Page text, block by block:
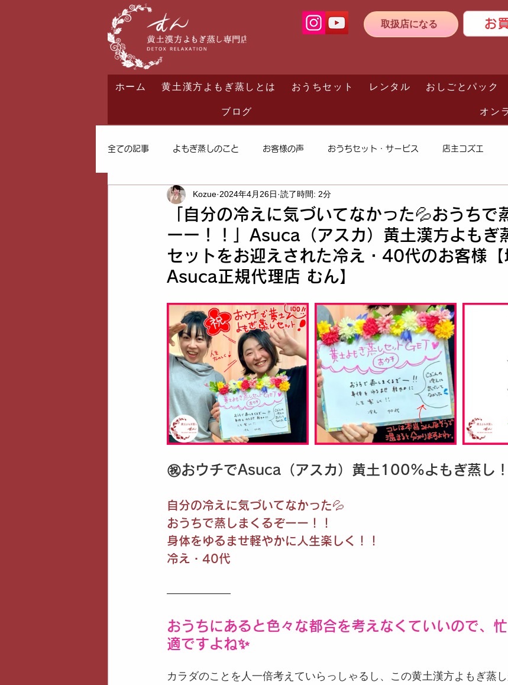
取扱店になる お
ホーム 黄土漢方よもぎ蒸しとは おうちセット レンタル おしごとパック
ブログ
オン
全ての記事 よもぎ蒸しのこと お客様の声 おうちセット・サービス 店主コズエ
「自分の冷えに気づいてなかった💦おうちで
ーー！！」Asuca（アスカ）黄土漢方よもぎ
セットをお迎えされた冷え・40代のお客様【
Asuca正規代理店 むん】
Kozue 2024年4月26日 読了時間: 2分
㊗️おウチでAsuca（アスカ）黄土100%よもぎ蒸し！
自分の冷えに気づいてなかった💦
おうちで蒸しまくるぞーー！！
身体をゆるませ軽やかに人生楽しく！！
冷え・40代
——————
おうちにあると色々な都合を考えなくていいので、
適ですよね✨
カラダのことを人一倍考えていらっしゃるし、この黄土漢方よもぎ蒸